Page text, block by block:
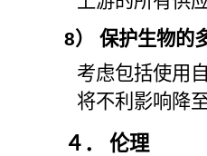
8） 保护生物的
考虑包括使用
将不利影响降
４． 伦理